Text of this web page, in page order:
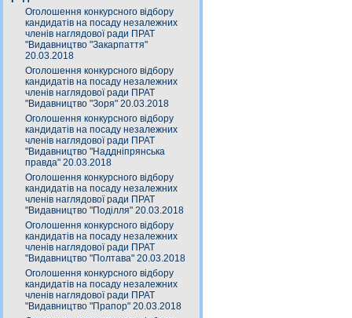
Оголошення конкурсного відбору
кандидатів на посаду незалежних
членів наглядової ради ПРАТ
"Видавництво "Закарпаття"
20.03.2018
Оголошення конкурсного відбору
кандидатів на посаду незалежних
членів наглядової ради ПРАТ
"Видавництво "Зоря" 20.03.2018
Оголошення конкурсного відбору
кандидатів на посаду незалежних
членів наглядової ради ПРАТ
"Видавництво "Наддніпрянська
правда" 20.03.2018
Оголошення конкурсного відбору
кандидатів на посаду незалежних
членів наглядової ради ПРАТ
"Видавництво "Поділля" 20.03.2018
Оголошення конкурсного відбору
кандидатів на посаду незалежних
членів наглядової ради ПРАТ
"Видавництво "Полтава" 20.03.2018
Оголошення конкурсного відбору
кандидатів на посаду незалежних
членів наглядової ради ПРАТ
"Видавництво "Прапор" 20.03.2018